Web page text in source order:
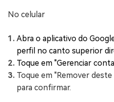
No celular
Abra o aplicativo do
perfil no canto superior
Toque em "Gerenciar
Toque em "Remover
para confirmar.